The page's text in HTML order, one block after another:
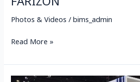
Photos & Videos /bims_admin
Read More »